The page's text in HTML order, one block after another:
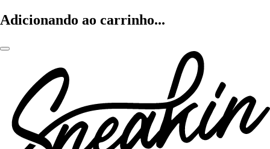
Adicionando ao carrinho...